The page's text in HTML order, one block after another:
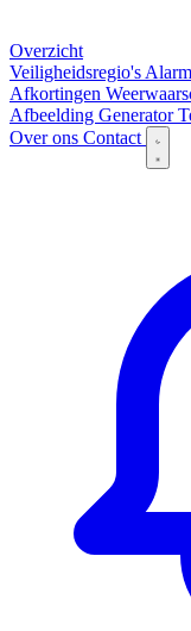
Overzicht
Veiligheidsregio's
Afkortingen
Afbeelding Generator
Over ons Contact